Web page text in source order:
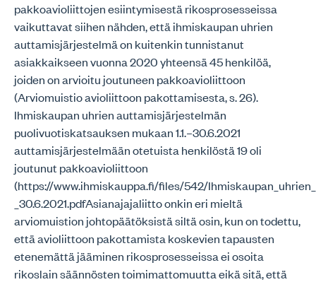
pakkoavioliittojen esiintymisestä rikosprosesseissa
vaikuttavat siihen nähden, että ihmiskaupan uhrien
auttamisjärjestelmä on kuitenkin tunnistanut
asiakkaikseen vuonna 2020 yhteensä 45 henkilöä,
joiden on arvioitu joutuneen pakkoavioliittoon
(Arviomuistio avioliittoon pakottamisesta, s. 26).
Ihmiskaupan uhrien auttamisjärjestelmän
puolivuotiskatsauksen mukaan 1.1.–30.6.2021
auttamisjärjestelmään otetuista henkilöstä 19 oli
joutunut pakkoavioliittoon
(https://www.ihmiskauppa.fi/files/542/
_30.6.2021.pdfAsianajajaliitto onkin eri mieltä
arviomuistion johtopäätöksistä siltä osin, kun on todettu,
että avioliittoon pakottamista koskevien tapausten
etenemättä jääminen rikosprosesseissa ei osoita
rikoslain säännösten toimimattomuutta eikä sitä, että